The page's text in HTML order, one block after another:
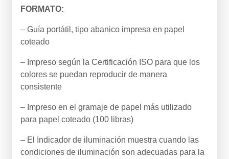
FORMATO:
– Guía portátil, tipo abanico impresa en papel
coteado
– Impreso según la Certificación ISO para que los
colores se puedan reproducir de manera
consistente
– Impreso en el gramaje de papel más utilizado
para papel coteado (100 libras)
– El Indicador de iluminación muestra cuando las
condiciones de iluminación son adecuadas para la